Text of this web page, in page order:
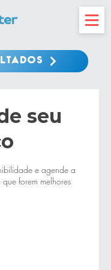
seu
e agende a
forem melhores